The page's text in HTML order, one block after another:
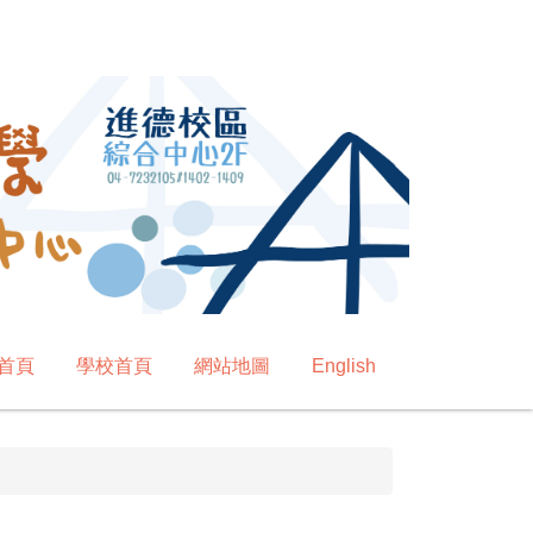
頁 學校首頁 網站地圖 English